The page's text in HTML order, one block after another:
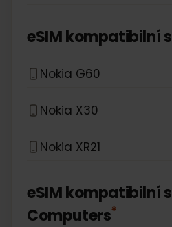
eSIM kompatibilní s
Nokia G60
Nokia X30
Nokia XR21
eSIM kompatibilní s
Computers*